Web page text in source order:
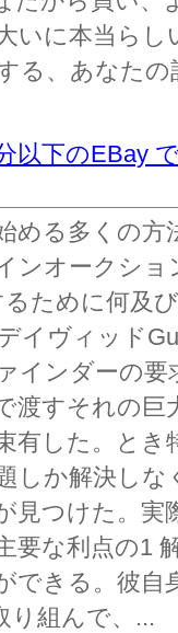
いに本当ら
る、あなた
以下のEBay
める多くの方
ンオークシ
ために何及
イヴィッド
インダーの
渡すそれの
有した。と
しか解決し
見つけた。
要な利点の1
できる。彼
り組んで、...